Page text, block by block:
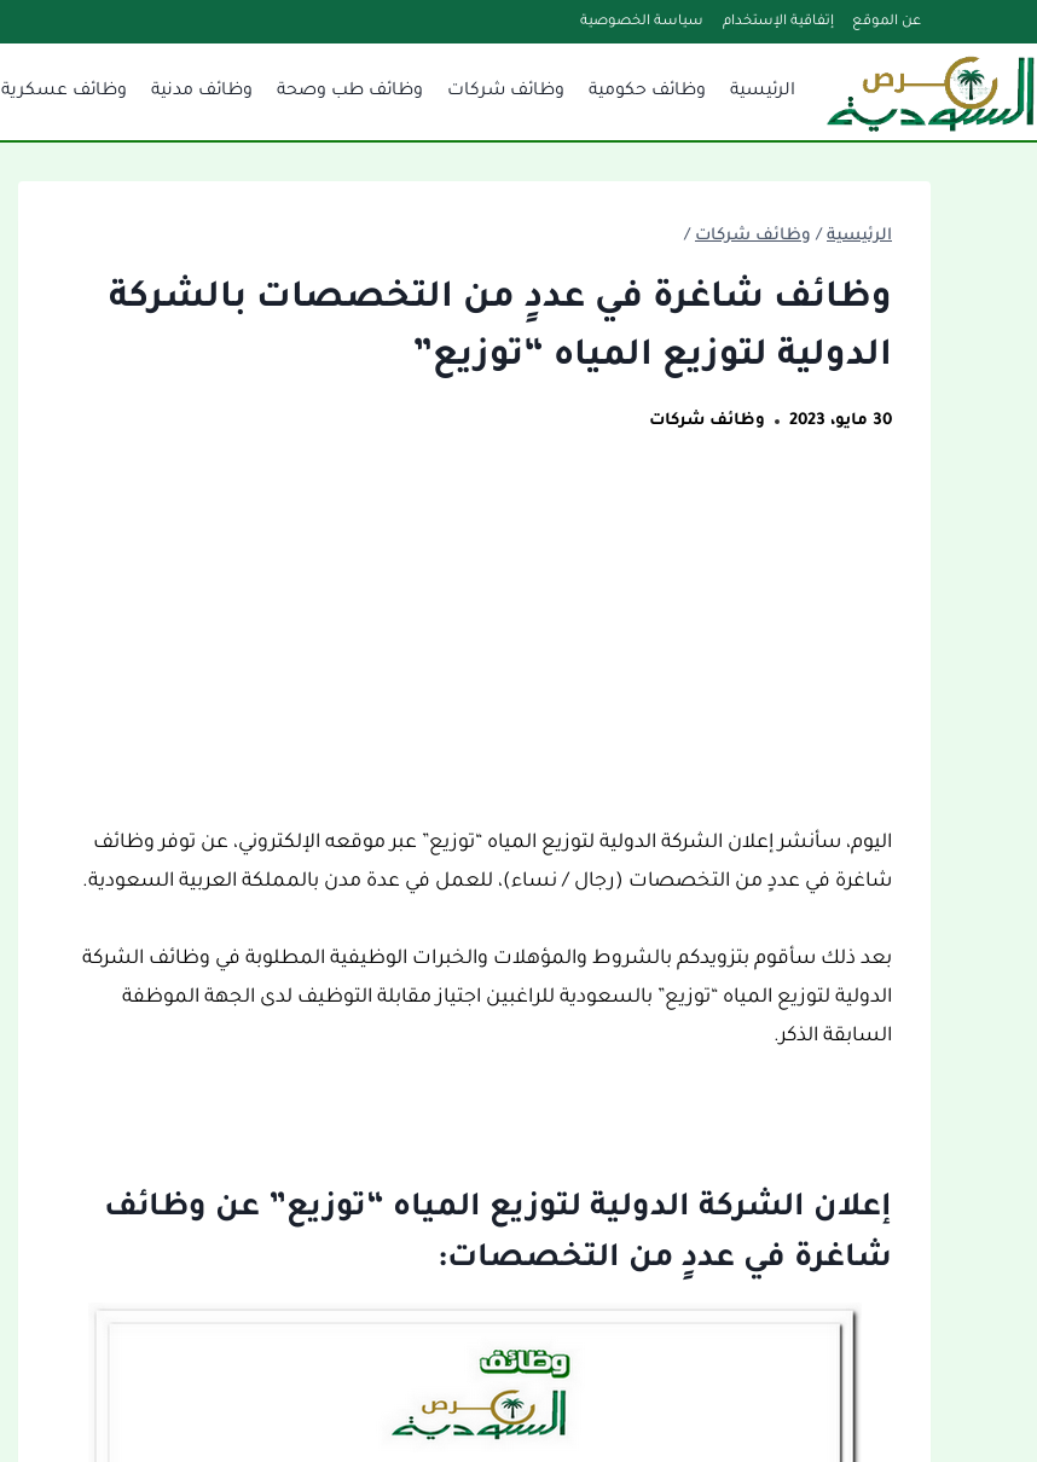
إلى
المحتوى
عن الموقع إتفاقية الإستخدام سياسة الخصوصية
الرئيسية وظائف حكومية وظائف شركات وظائف طب وصحة وظائف مدنية وظائف عسكرية
الرئيسية / وظائف شركات /
وظائف شاغرة في عددٍ من التخصصات بالشركة
الدولية لتوزيع المياه “توزيع”
30 مايو، 2023 وظائف شركات
اليوم، سأنشر إعلان الشركة الدولية لتوزيع المياه “توزيع” عبر موقعه الإلكتروني، عن توفر وظائف
شاغرة في عددٍ من التخصصات (رجال / نساء)، للعمل في عدة مدن بالمملكة العربية السعودية.
بعد ذلك سأقوم بتزويدكم بالشروط والمؤهلات والخبرات الوظيفية المطلوبة في وظائف الشركة
الدولية لتوزيع المياه “توزيع” بالسعودية للراغبين اجتياز مقابلة التوظيف لدى الجهة الموظفة
السابقة الذكر.
إعلان الشركة الدولية لتوزيع المياه “توزيع” عن وظائف
شاغرة في عددٍ من التخصصات: